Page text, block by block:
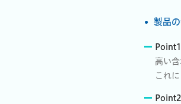
製品
高い
これ